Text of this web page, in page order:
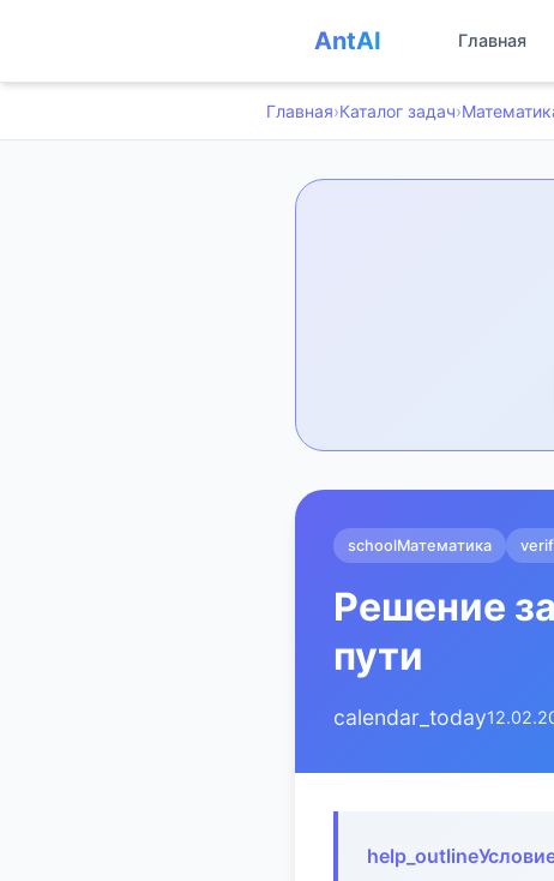
AntAI Главная
Главная›Каталог задач›
schoolМатематика
Решение
пути
calendar_today
help_outline